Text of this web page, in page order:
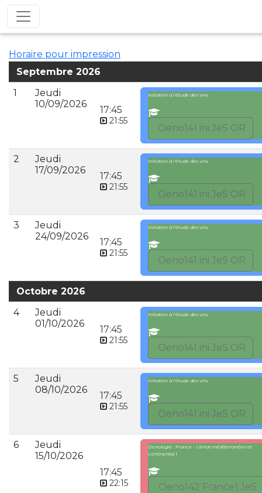
Horaire pour impression
Septembre 2026
1
Jeudi
10/09/2026
17:45
21:55
Initiation à l'étude des vins
Oeno141 ini JeS OR
2
Jeudi
17/09/2026
17:45
21:55
Initiation à l'étude des vins
Oeno141 ini JeS OR
3
Jeudi
24/09/2026
17:45
21:55
Initiation à l'étude des vins
Oeno141 ini JeS OR
Octobre 2026
4
Jeudi
01/10/2026
17:45
21:55
Initiation à l'étude des vins
Oeno141 ini JeS OR
5
Jeudi
08/10/2026
17:45
21:55
Initiation à l'étude des vins
Oeno141 ini JeS OR
6
Jeudi
15/10/2026
17:45
22:15
Oenologie : France - climat méditerranéen et
continental 1
Oeno142 France1 JeS